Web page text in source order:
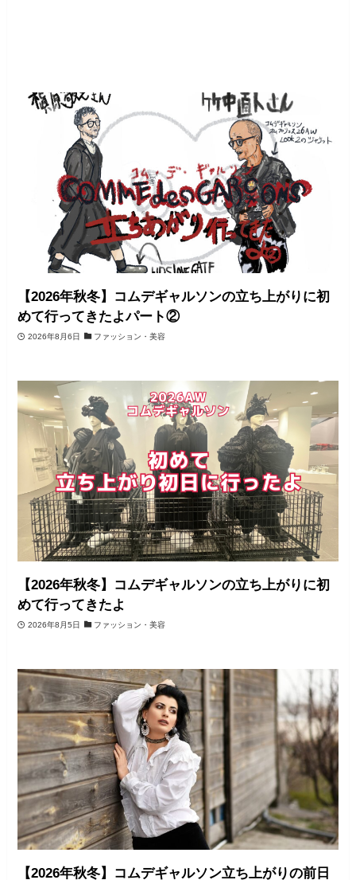
【2026年秋冬】コムデギャルソンの立ち上がりに初
めて行ってきたよパート②
2026年8月6日 ファッション・美容
【2026年秋冬】コムデギャルソンの立ち上がりに初
めて行ってきたよ
2026年8月5日 ファッション・美容
【2026年秋冬】コムデギャルソン立ち上がりの前日